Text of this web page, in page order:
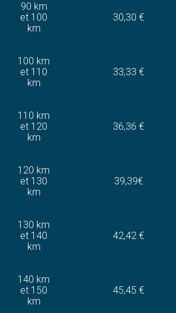
90 km
et 100
km
30,30 €
100 km
et 110
km
33,33 €
110 km
et 120
km
36,36 €
120 km
et 130
km
39,39€
130 km
et 140
km
42,42 €
140 km
et 150
km
45,45 €